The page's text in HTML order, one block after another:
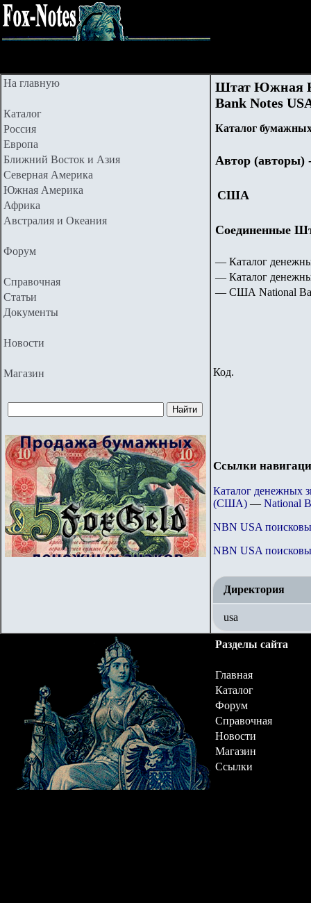
На главную
Каталог
Россия
Европа
Ближний Восток и Азия
Северная Америка
Южная Америка
Африка
Австралия и Океания
Форум
Справочная
Статьи
Документы
Новости
Магазин
Штат Южная
Bank Notes
Каталог
Автор
США
Соединенные
— Каталог
— Каталог
— США National
Код.
Ссылки
Каталог денежных
(США) — National
NBN USA
NBN USA
Директория
usa
Разделы сайта
Главная
Каталог
Форум
Справочная
Новости
Магазин
Ссылки